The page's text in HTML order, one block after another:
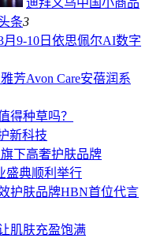
迪拜义乌中国小商品
条3
9-10日依思佩尔AI数字
芳Avon Care安蓓润系
得种草吗？
新科技
下高奢护肤品牌
盛典顺利举行
护肤品牌HBN首位代言
肌肤充盈饱满